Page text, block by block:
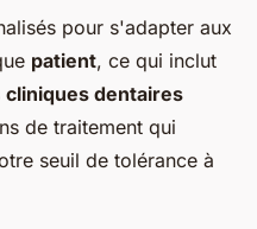
pour s'adapter aux
patient, ce qui inclut
cliniques dentaires
de traitement qui
seuil de tolérance à